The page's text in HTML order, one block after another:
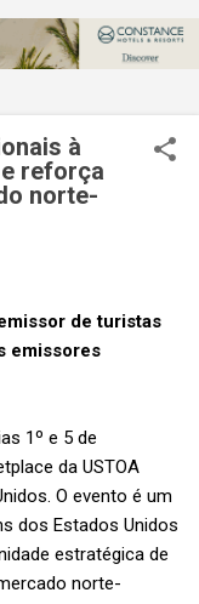
edição anual
indústria. (© SITA)
Cada mala
260. Com um
uma mala
vendidos, e
à
reforça
norte-
de turistas
emissores
1º e 5 de
da USTOA
O evento é um
dos Estados Unidos
estratégica de
norte-